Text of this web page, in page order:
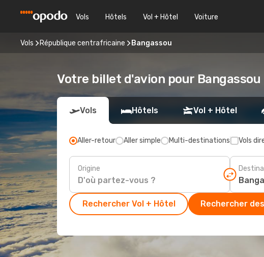
Vols Hôtels Vol + Hôtel Voiture
Vols République centrafricaine Bangassou
Votre billet d'avion pour Bangassou
Vols Hôtels Vol + Hôtel
Aller-retour Aller simple Multi-destinations Vols
Origine
Rechercher Vol + Hôtel Rechercher